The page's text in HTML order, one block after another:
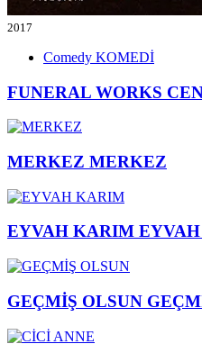
2017
Comedy KOMEDİ
FUNERAL WORKS
MERKEZ MERKEZ
EYVAH KARIM
GEÇMİŞ OLSUN